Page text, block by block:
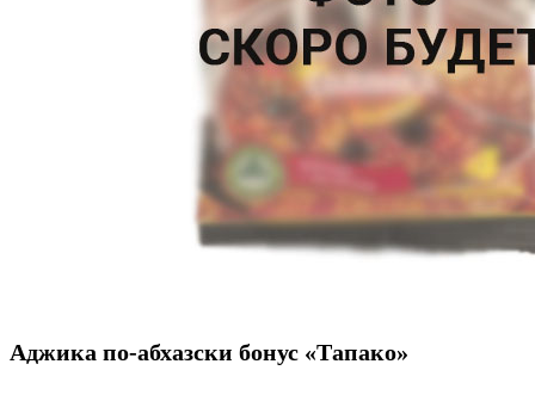
Аджика по-абхазски бонус «Тапако»